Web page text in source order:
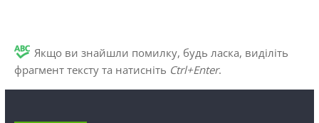
Якщо ви знайшли помилку, будь ласка, виділіть
фрагмент тексту та натисніть Ctrl+Enter.